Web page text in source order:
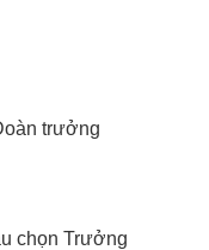
chọn Trưởng